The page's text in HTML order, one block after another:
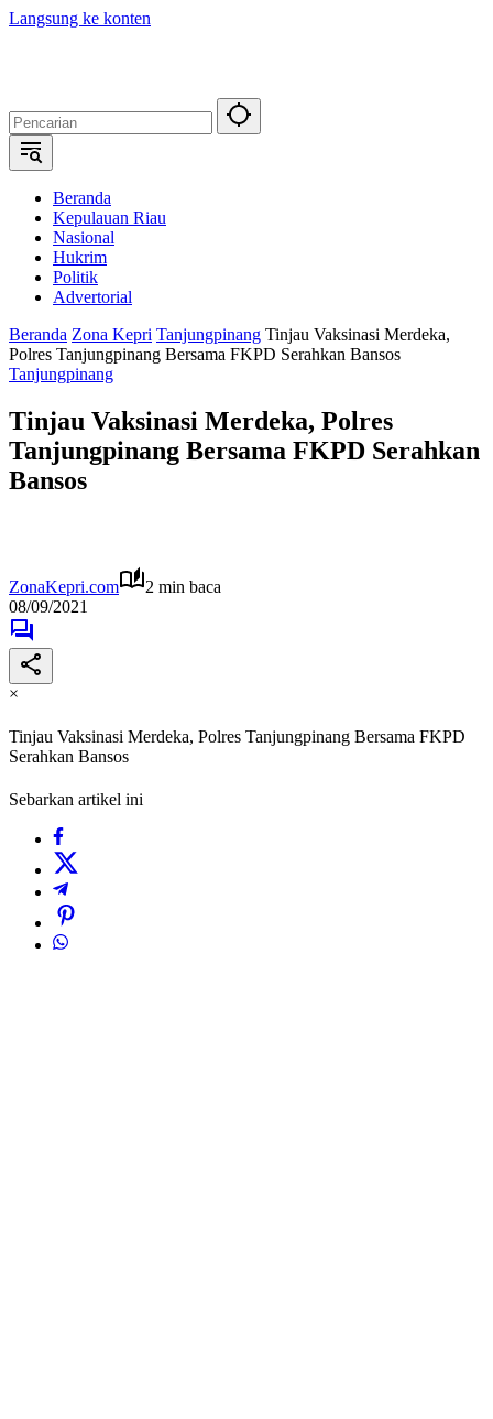
Langsung ke konten
Beranda
Kepulauan Riau
Nasional
Hukrim
Politik
Advertorial
Beranda Zona Kepri Tanjungpinang Tinjau Vaksinasi Merdeka,
Polres Tanjungpinang Bersama FKPD Serahkan Bansos
Tanjungpinang
Tinjau Vaksinasi Merdeka, Polres
Tanjungpinang Bersama FKPD Serahkan
Bansos
ZonaKepri.com
2 min baca
08/09/2021
×
Tinjau Vaksinasi Merdeka, Polres Tanjungpinang Bersama FKPD
Serahkan Bansos
Sebarkan artikel ini